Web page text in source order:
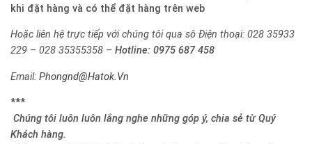
khi đặt hàng và có thể đặt hàng trên web
Hoặc liên hệ trực tiếp với chúng tôi qua sô Điện thoại: 028 35933
229 – 028 35355358 – Hotline: 0975 687 458
Email: Phongnd@Hatok.Vn
***
Chúng tôi luôn luôn lắng nghe những góp ý, chia sẻ từ Quý
Khách hàng.